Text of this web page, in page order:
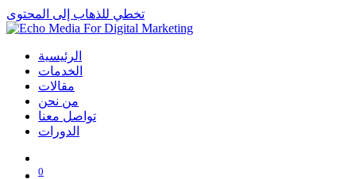
تخطي للذهاب إلى المحتوى
الرئيسية
الخدمات
مقالات
من نحن
تواصل معنا
الدورات
0